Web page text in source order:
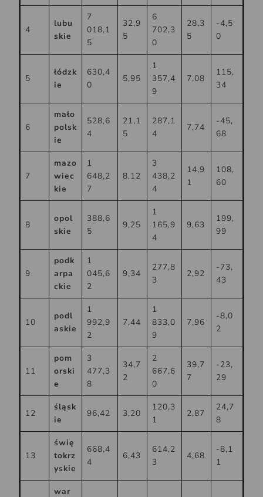
4
lubu
skie
7
018,1
5
32,9
5
6
702,3
0
28,3
5
-4,5
0
5
łódzk
ie
630,4
0
5,95
1
357,4
9
7,08
115,
34
6
mało
polsk
ie
528,6
4
21,1
5
287,1
4
7,74
-45,
68
7
mazo
wiec
kie
1
648,2
7
8,12
3
438,2
4
14,9
1
108,
60
8
opol
skie
388,6
5
9,25
1
165,9
4
9,63
199,
99
9
podk
arpa
ckie
1
045,6
2
9,34
277,8
3
2,92
-73,
43
10
podl
askie
1
992,9
2
7,44
1
833,0
9
7,96
-8,0
2
11
pom
orski
e
3
477,3
8
34,7
2
2
667,6
0
39,7
7
-23,
29
12
śląsk
ie
96,42 3,20
120,3
1
2,87
24,7
8
13
świę
tokrz
yskie
668,4
4
6,43
614,2
3
4,68
-8,1
1
war